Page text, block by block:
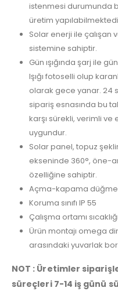
istenmesi durumunda
üretim
Solar enerji ile
sistemine sahiptir.
Gün ışığında şarj ile
Işığı fotoselli olup
olarak gece yanar. 24
sipariş esnasında bu
karşı sürekli, verimli
uygundur.
Solar panel, topuz
ekseninde 360°, öne-
özelliğine sahiptir.
Açma-kapama
Koruma sınıfı IP 55
Çalışma ortamı
Ürün montajı omega
arasındaki yuvarlak
NOT : Üretimler
süreçleri 7-14 iş günü